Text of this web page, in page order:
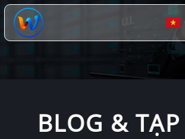
Chuyển
đến
dung
BLOG &